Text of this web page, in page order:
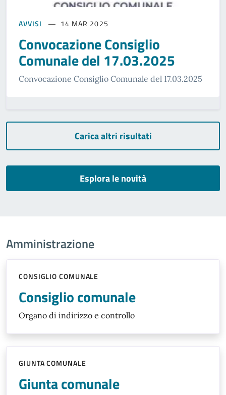
AVVISI 14 MAR 2025
Convocazione Consiglio
Comunale del 17.03.2025
Convocazione Consiglio Comunale del 17.03.2025
Carica altri risultati
Esplora le novità
Amministrazione
CONSIGLIO COMUNALE
Consiglio comunale
Organo di indirizzo e controllo
GIUNTA COMUNALE
Giunta comunale